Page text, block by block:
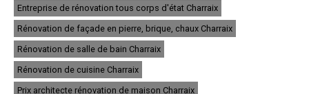
- Entreprise de rénovation immobilière à Langeac
- Entreprise de rénovation immobilière à Bas-en-Basset
- Entreprise de rénovation immobilière à Espaly-Saint-Marcel
- Entreprise de rénovation immobilière à Vals-près-le-Puy
- Entreprise de rénovation immobilière à Saint-Germain-Laprade
- Entreprise de rénovation immobilière à Tence
- Entreprise de rénovation immobilière à Saint-Didier-en-Velay
- Entreprise de rénovation immobilière à Sainte-Florine
Entreprise de rénovation tous corps d'état Charraix
Rénovation de façade en pierre, brique, chaux Charraix
Rénovation de salle de bain Charraix
Rénovation de cuisine Charraix
Prix architecte rénovation de maison Charraix